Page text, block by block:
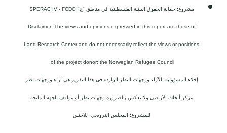
مشروع: حماية الحقوق البيئية الفلسطينية في مناطق "ج" SPERAC IV - FCDO
Disclaimer: The views and opinions expressed in this report are those of
Land Research Center and do not necessarily reflect the views or positions
of the project donor; the Norwegian Refugee Council.
إخلاء المسؤولية: الآراء ووجهات النظر الواردة في هذا التقرير هي آراء ووجهات نظر
مركز أبحاث الأراضي ولا تعكس بالضرورة وجهات نظر أو مواقف الجهة المانحة
للمشروع؛ المجلس النرويجي. للاجئين